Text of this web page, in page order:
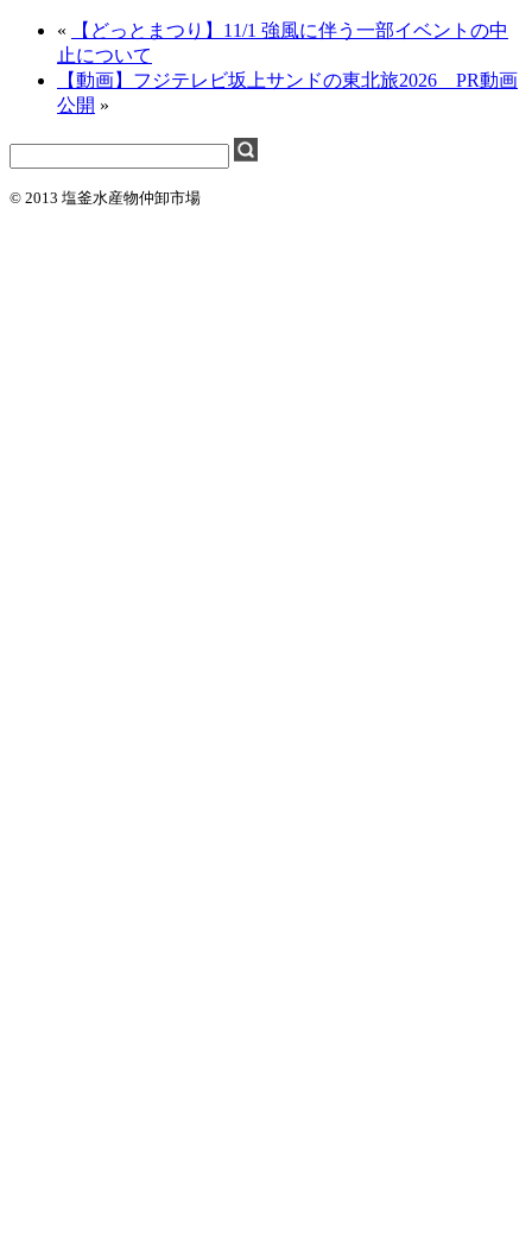
«
【どっとまつり】11/1 強風に伴う一部イベントの中
止について
【動画】フジテレビ坂上サンドの東北旅2026 PR動画
公開 »
© 2013 塩釜水産物仲卸市場